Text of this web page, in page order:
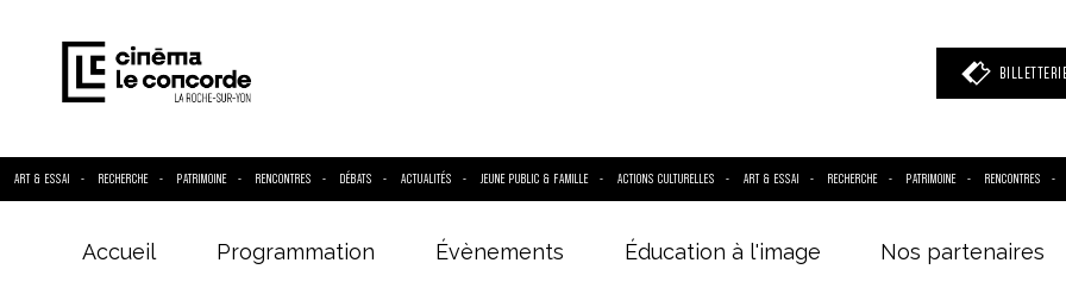
ART & ESSAI RECHERCHE PATRIMOINE RENCONTRES DÉBATS ACTUALITÉS JEUNE PUBLIC & FAMILLE ACTIONS CULTURELLES ART & ESSAI RECHERCHE PATRIMOINE RENCONTRES
Accueil Programmation Évènements Éducation à l'image Nos partenaires